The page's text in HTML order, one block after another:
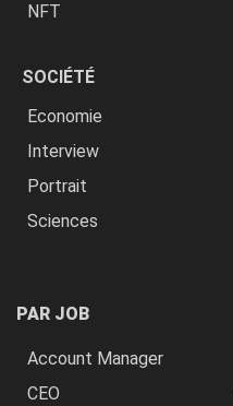
NFT
SOCIÉTÉ
Economie
Interview
Portrait
Sciences
PAR JOB
Account Manager
CEO